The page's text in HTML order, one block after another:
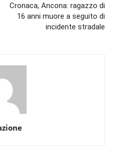
Cronaca, Ancona: ragazzo di
16 anni muore a seguito di
incidente stradale